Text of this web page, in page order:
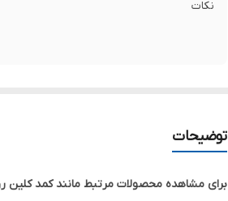
نکات
توضیحات
برای مشاهده محصولات مرتبط مانند کمد کلین